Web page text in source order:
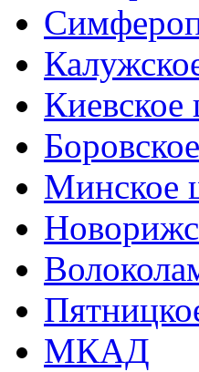
Киевское
Минское
МКАД